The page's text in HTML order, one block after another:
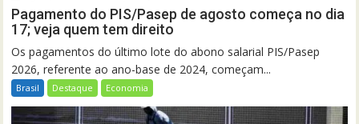
Pagamento do PIS/Pasep de agosto começa no dia
17; veja quem tem direito
Os pagamentos do último lote do abono salarial PIS/Pasep
2026, referente ao ano-base de 2024, começam...
Brasil Destaque Economia